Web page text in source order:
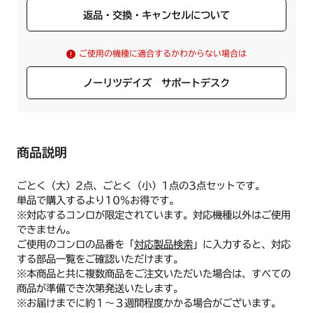
返品・交換・キャンセルについて
ご使用の機種に適合するかわからない場合は
ノーリツデイズ サポートデスク
商品説明
ごとく（大）2点、ごとく（小）1点の3点セットです。
単品で購入するより10%お得です。
※対応するコンロが限定されています。対応機種以外はご使用
できません。
ご使用のコンロの品番を「 対応製品検索」に入力すると、対応
する部品一覧をご確認いただけます。
※本商品と共に複数商品をご注文いただいた場合は、すべての
商品が準備でき次第発送いたします。
※お届けまでに約１～３週間程度かかる場合がございます。